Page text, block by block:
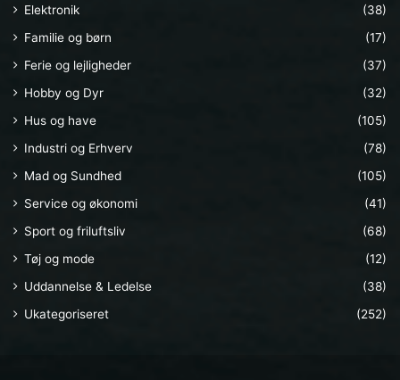
Elektronik
(38)
Familie og børn
(17)
Ferie og lejligheder
(37)
Hobby og Dyr
(32)
Hus og have
(105)
Industri og Erhverv
(78)
Mad og Sundhed
(105)
Service og økonomi
(41)
Sport og friluftsliv
(68)
Tøj og mode
(12)
Uddannelse & Ledelse
(38)
Ukategoriseret
(252)